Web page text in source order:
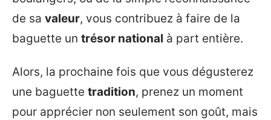
de sa valeur, vous contribuez à faire de la
baguette un trésor national à part entière.
Alors, la prochaine fois que vous dégusterez
une baguette tradition, prenez un moment
pour apprécier non seulement son goût, mais